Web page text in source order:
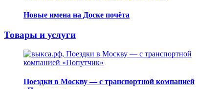
Новые имена на Доске почёта
Товары и услуги
Поездки в Москву — с транспортной компанией